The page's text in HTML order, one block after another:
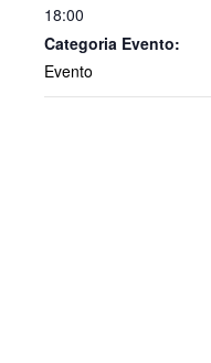
18:00
Categoria Evento:
Evento